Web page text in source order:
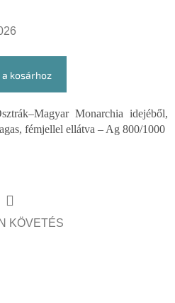
a kosárhoz
Monarchia idejéből,
fémjellel ellátva – Ag 800/1000
KÖVETÉS